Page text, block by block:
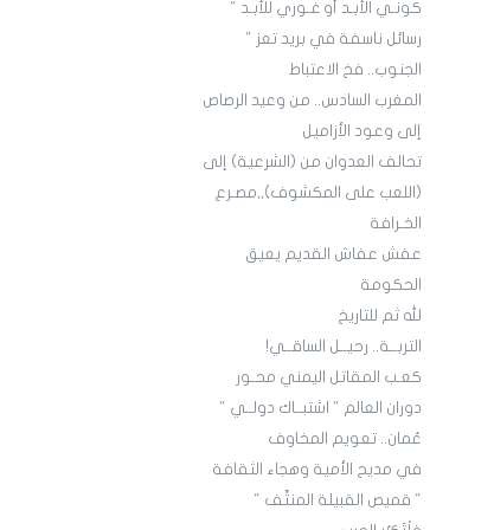
كونـي الأبـد أو غـوري للأبـد "
رسائل ناسفة في بريد تعز "
الجنوب.. فخ الاعتباط
المغرب السادس.. من وعيد الرصاص
إلى وعود الأزاميل
تحالف العدوان من (الشرعية) إلى
(اللعب على المكشوف),,مصـرع
الخـرافة
عفش عفاش القديم يعيق
الحكومة
لله ثم للتاريخ
التربــة.. رحيــل الساقــي!
كعـب المقاتل اليمني محـور
دوران العالم " اشتبــاك دولــي "
عُمان.. تعويم المخاوف
في مديح الأمية وهجاء الثقافة
" قميص القبيلة المنتَّف "